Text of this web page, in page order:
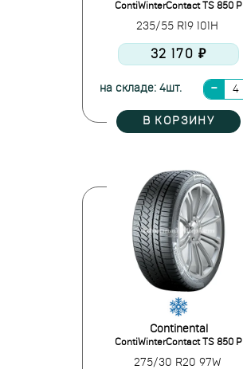
ContiWinterContact TS 850 P
235/55 R19 101H
32 170 ₽
на складе: 4шт.
В КОРЗИНУ
Continental
ContiWinterContact TS 850 P
275/30 R20 97W